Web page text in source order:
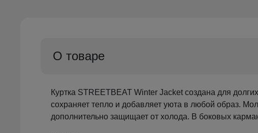
О товаре
Куртка STREETBEAT Winter Jacket создана для
сохраняет тепло и добавляет уюта в любой образ.
дополнительно защищает от холода. В боковых